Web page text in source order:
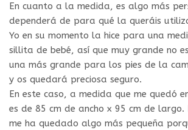
En cuanto a la medida, es algo más
dependerá de para qué la queráis
Yo en su momento la hice para una
sillita de bebé, así que muy grande no
una más grande para los pies de la
y os quedará preciosa seguro.
En este caso, a medida que me quedó
es de 85 cm de ancho x 95 cm de
me ha quedado algo más pequeña